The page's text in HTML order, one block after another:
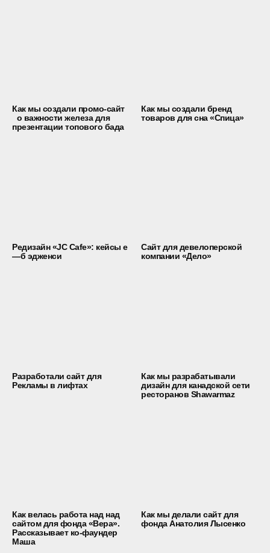
Как мы создали промо-сайт
о важности железа для
презентации топового бада
Как мы создали бренд
товаров для сна «Спица»
Редизайн «JC Cafe»: кейсы е
—б эдженси
Сайт для девелоперской
компании «Дело»
Разработали сайт для
Рекламы в лифтах
Как мы разрабатывали
дизайн для канадской сети
ресторанов Shawarmaz
Как велась работа над над
сайтом для фонда «Вера».
Рассказывает ко-фаундер
Маша
Как мы делали сайт для
фонда Анатолия Лысенко